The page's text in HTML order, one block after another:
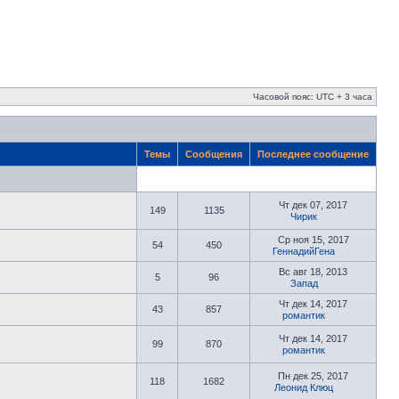
Часовой пояс: UTC + 3 часа
Темы Сообщения Последнее сообщение
149 1135
Чт дек 07, 2017
Чирик
54 450
Ср ноя 15, 2017
ГеннадийГена
5 96
Вс авг 18, 2013
Запад
43 857
Чт дек 14, 2017
романтик
99 870
Чт дек 14, 2017
романтик
118 1682
Пн дек 25, 2017
Леонид Клюц